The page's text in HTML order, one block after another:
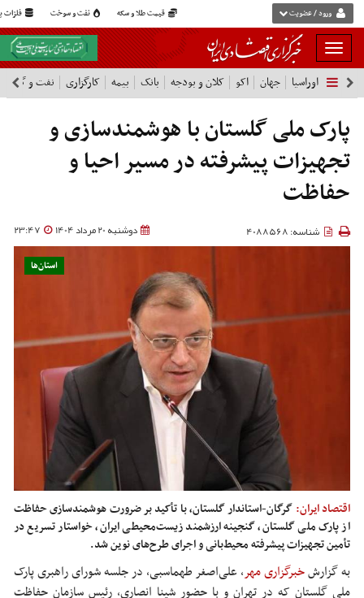
قیمت طلا و سکه نفت و سوخت فلزات ورود / عضویت
بار
و
بسته
نمودن
فهرست
اوراسیا جهان اکو کلان و بودجه بانک بیمه کارگزاری نفت و گاز
پارک ملی گلستان با هوشمندسازی و
تجهیزات پیشرفته در مسیر احیا و
حفاظت
دوشنبه 20 مرداد 1404 23:47 شناسه: 4088568
استان‌ها
اقتصاد ایران: گرگان-استاندار گلستان، با تأکید بر ضرورت هوشمندسازی حفاظت
از پارک ملی گلستان، گنجینه ارزشمند زیست‌محیطی ایران، خواستار تسریع در
تأمین تجهیزات پیشرفته محیط‌بانی و اجرای طرح‌های نوین شد.
به گزارشخبرگزاری مهر، علی‌اصغر طهماسبی، در جلسه شورای راهبری پارک
ملی گلستان که در تهران و با حضور شینا انصاری، رئیس سازمان حفاظت